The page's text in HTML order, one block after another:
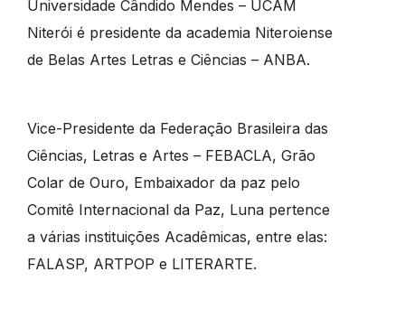
Universidade Cândido Mendes – UCAM
Niterói é presidente da academia Niteroiense
de Belas Artes Letras e Ciências – ANBA.
Vice-Presidente da Federação Brasileira das
Ciências, Letras e Artes – FEBACLA, Grão
Colar de Ouro, Embaixador da paz pelo
Comitê Internacional da Paz, Luna pertence
a várias instituições Acadêmicas, entre elas:
FALASP, ARTPOP e LITERARTE.